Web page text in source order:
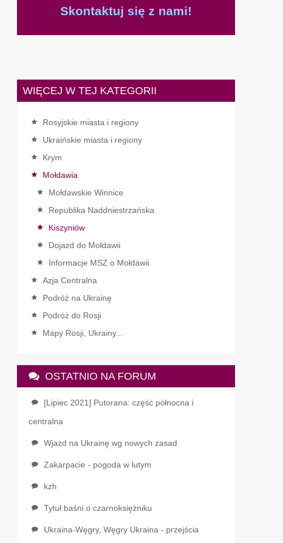
Skontaktuj się z nami!
WIĘCEJ W TEJ KATEGORII
Rosyjskie miasta i regiony
Ukraińskie miasta i regiony
Krym
Mołdawia
Mołdawskie Winnice
Republika Naddniestrzańska
Kiszyniów
Dojazd do Mołdawii
Informacje MSZ o Mołdawii
Azja Centralna
Podróż na Ukrainę
Podróż do Rosji
Mapy Rosji, Ukrainy...
OSTATNIO NA FORUM
[Lipiec 2021] Putorana: część północna i
centralna
Wjazd na Ukrainę wg nowych zasad
Zakarpacie - pogoda w lutym
kzh
Tytuł baśni o czarnoksiężniku
Ukraina-Węgry, Węgry Ukraina - przejścia